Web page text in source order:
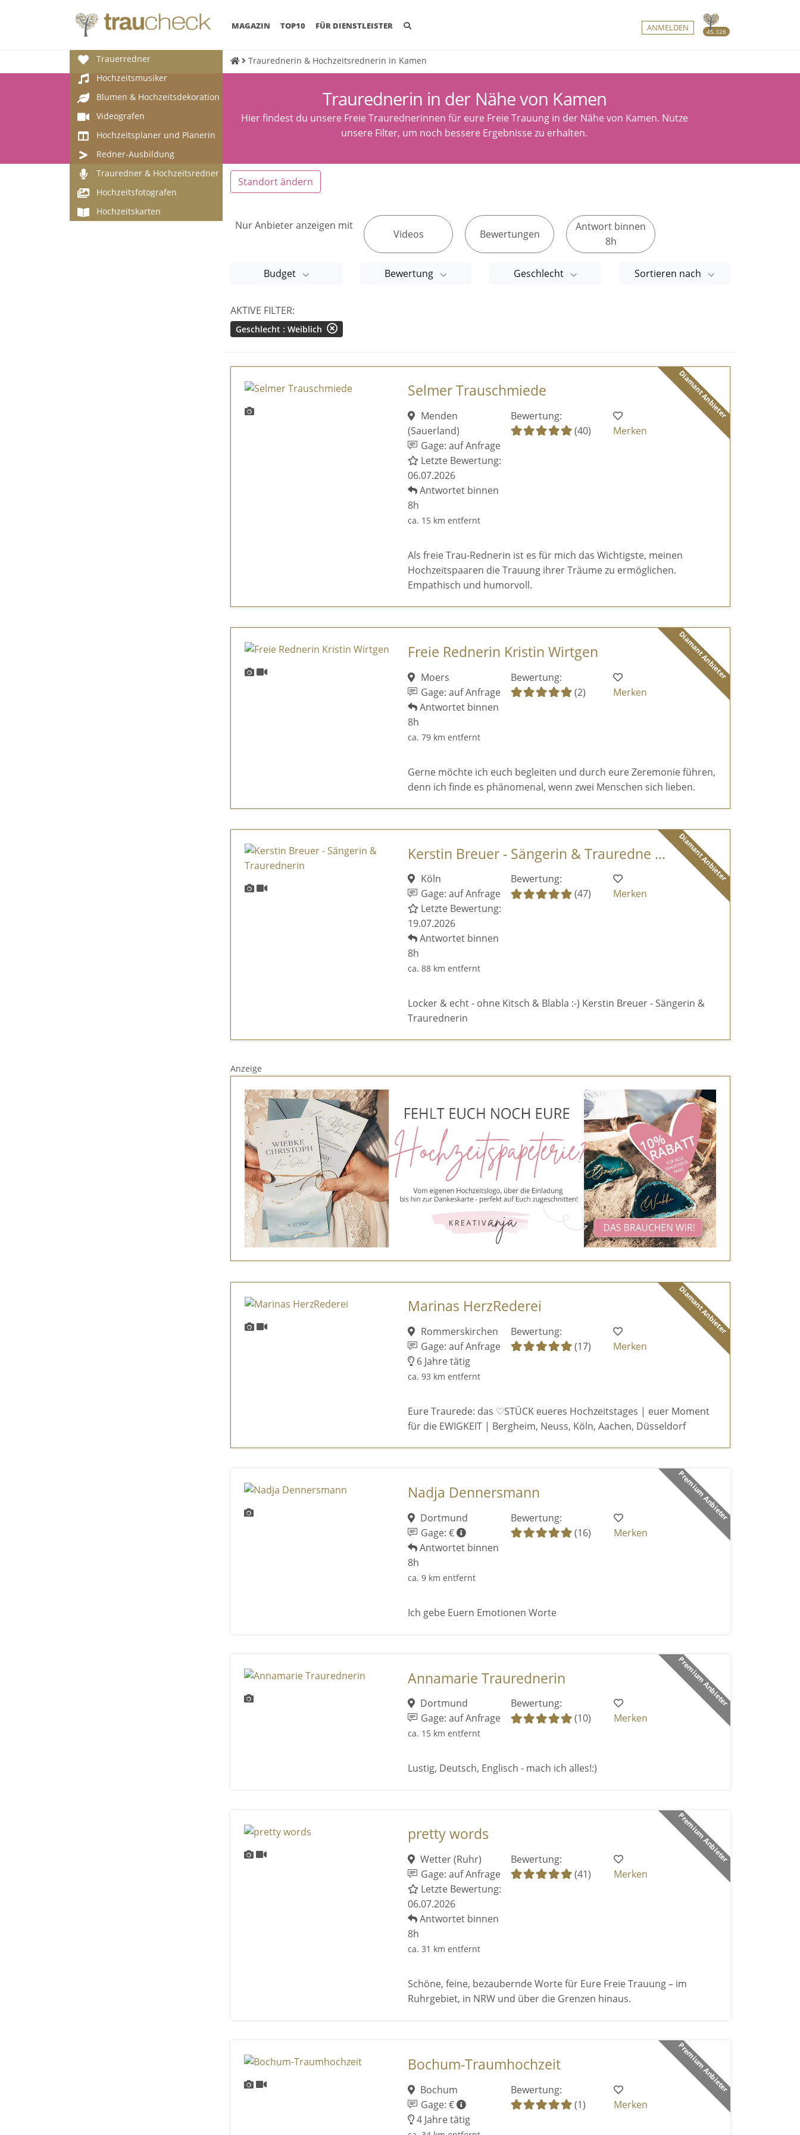
45.328
MAGAZIN (CURRENT)
TOP10 FÜR DIENSTLEISTER ANMELDEN
Trauerredner
Hochzeitsmusiker
Blumen & Hochzeitsdekoration
Videografen
Hochzeitsplaner und Planerin
Redner-Ausbildung
Trauredner & Hochzeitsredner
Hochzeitsfotografen
Hochzeitskarten
Traurednerin & Hochzeitsrednerin in Kamen
Traurednerin in der Nähe von Kamen
Hier findest du unsere Freie Traurednerinnen für eure Freie Trauung in der Nähe von Kamen. Nutze
unsere Filter, um noch bessere Ergebnisse zu erhalten.
Standort ändern
Nur Anbieter anzeigen mit
Videos Bewertungen
Antwort binnen
8h
Budget Bewertung Geschlecht Sortieren nach
AKTIVE FILTER:
Geschlecht : Weiblich
Diamant Anbieter
Selmer Trauschmiede
Menden
(Sauerland)
Gage: auf Anfrage
Letzte Bewertung:
06.07.2026
Antwortet binnen
8h
ca. 15 km entfernt
Bewertung:
(40)
Merken
Als freie Trau-Rednerin ist es für mich das Wichtigste, meinen
Hochzeitspaaren die Trauung ihrer Träume zu ermöglichen.
Empathisch und humorvoll.
Diamant Anbieter
Freie Rednerin Kristin Wirtgen
Moers
Gage: auf Anfrage
Antwortet binnen
8h
ca. 79 km entfernt
Bewertung:
(2)
Merken
Gerne möchte ich euch begleiten und durch eure Zeremonie führen,
denn ich finde es phänomenal, wenn zwei Menschen sich lieben.
Diamant Anbieter
Kerstin Breuer - Sängerin & Trauredne ...
Köln
Gage: auf Anfrage
Letzte Bewertung:
19.07.2026
Antwortet binnen
8h
ca. 88 km entfernt
Bewertung:
(47)
Merken
Locker & echt - ohne Kitsch & Blabla :-) Kerstin Breuer - Sängerin &
Traurednerin
Anzeige
Diamant Anbieter
Marinas HerzRederei
Rommerskirchen
Gage: auf Anfrage
6 Jahre tätig
ca. 93 km entfernt
Bewertung:
(17)
Merken
Eure Traurede: das ♡STÜCK eueres Hochzeitstages | euer Moment
für die EWIGKEIT | Bergheim, Neuss, Köln, Aachen, Düsseldorf
Premium Anbieter
Nadja Dennersmann
Dortmund
Gage: €
Antwortet binnen
8h
ca. 9 km entfernt
Bewertung:
(16)
Merken
Ich gebe Euern Emotionen Worte
Premium Anbieter
Annamarie Traurednerin
Dortmund
Gage: auf Anfrage
ca. 15 km entfernt
Bewertung:
(10)
Merken
Lustig, Deutsch, Englisch - mach ich alles!:)
Premium Anbieter
pretty words
Wetter (Ruhr)
Gage: auf Anfrage
Letzte Bewertung:
06.07.2026
Antwortet binnen
8h
ca. 31 km entfernt
Bewertung:
(41)
Merken
Schöne, feine, bezaubernde Worte für Eure Freie Trauung – im
Ruhrgebiet, in NRW und über die Grenzen hinaus.
Premium Anbieter
Bochum-Traumhochzeit
Bochum
Gage: €
4 Jahre tätig
Bewertung:
(1)
Merken